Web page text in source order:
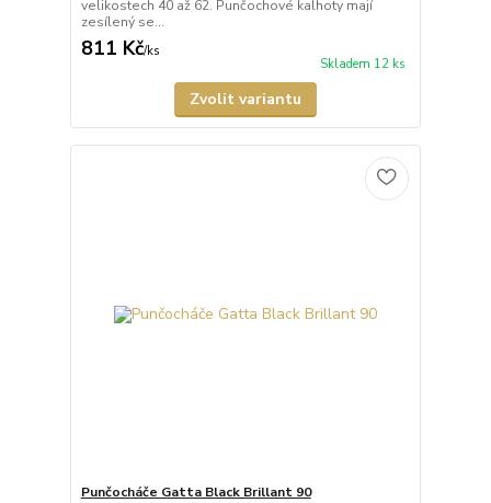
velikostech 40 až 62. Punčochové kalhoty mají
zesílený se...
811 Kč/ks
Skladem 12 ks
Zvolit variantu
Punčocháče Gatta Black Brillant 90